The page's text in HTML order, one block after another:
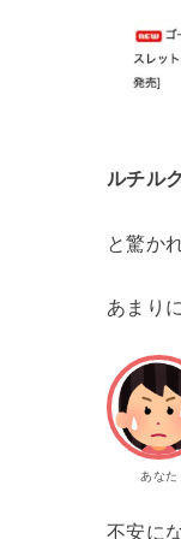
ルチル
と驚か
あまり
あなた
不安に